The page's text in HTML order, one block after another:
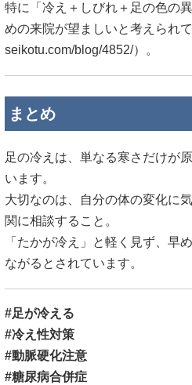
特に「冷え＋しびれ＋足の色の
めの来院が望ましいと考えられ
seikotu.com/blog/4852/）。
まとめ
足の冷えは、単なる寒さだけが
います。
大切なのは、自分の体の変化に
関に相談すること。
「たかが冷え」と軽く見ず、早
ながるとされています。
#足が冷える
#冷え性対策
#動脈硬化注意
#糖尿病合併症